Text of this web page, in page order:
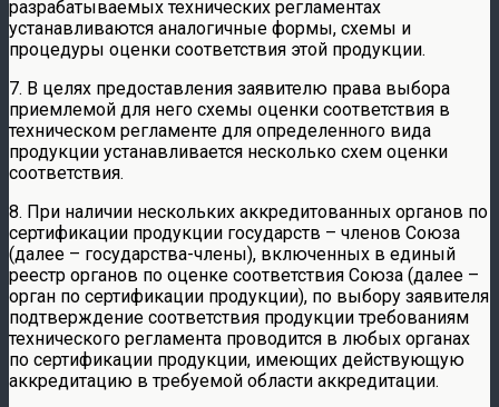
разрабатываемых технических регламентах
устанавливаются аналогичные формы, схемы и
процедуры оценки соответствия этой продукции.
7. В целях предоставления заявителю права выбора
приемлемой для него схемы оценки соответствия в
техническом регламенте для определенного вида
продукции устанавливается несколько схем оценки
соответствия.
8. При наличии нескольких аккредитованных органов по
сертификации продукции государств – членов Союза
(далее – государства-члены), включенных в единый
реестр органов по оценке соответствия Союза (далее –
орган по сертификации продукции), по выбору заявителя
подтверждение соответствия продукции требованиям
технического регламента проводится в любых органах
по сертификации продукции, имеющих действующую
аккредитацию в требуемой области аккредитации.